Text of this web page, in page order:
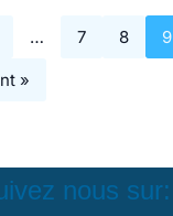
… 7 8 9
»
nous sur: